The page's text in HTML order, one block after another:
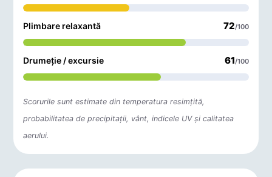
Plimbare relaxantă 72/100
Drumeție / excursie 61/100
Scorurile sunt estimate din temperatura resimțită,
probabilitatea de precipitații, vânt, indicele UV și calitatea
aerului.